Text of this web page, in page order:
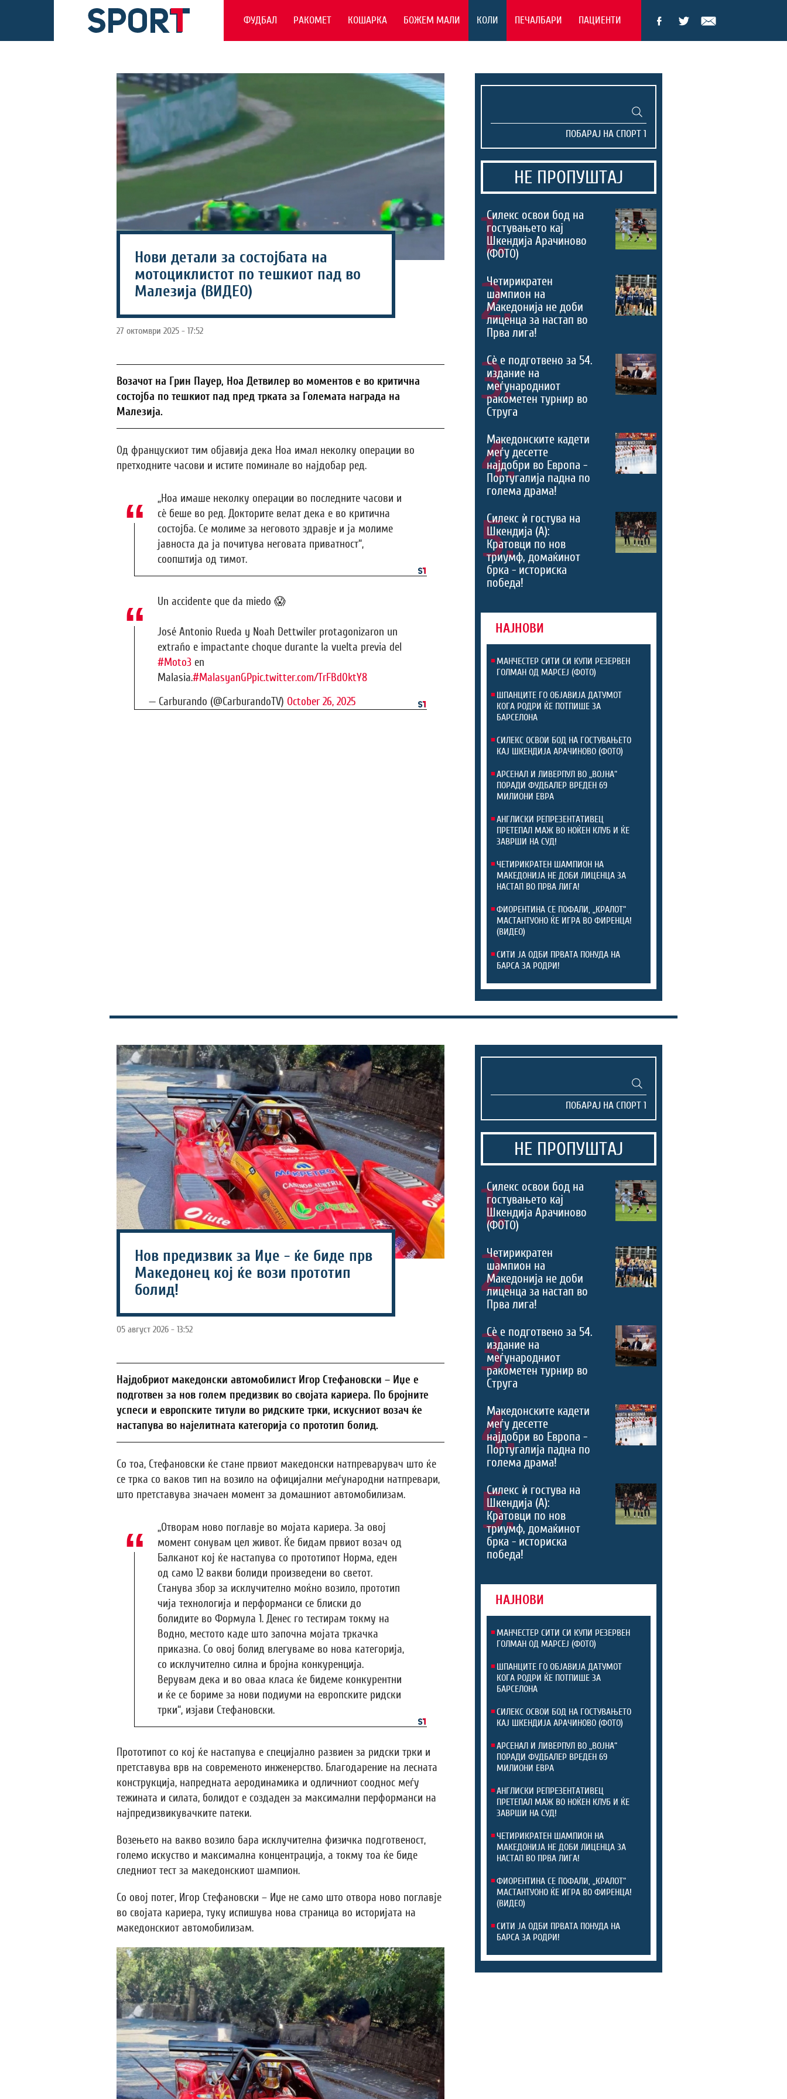
ФУДБАЛ РАКОМЕТ КОШАРКА БОЖЕМ МАЛИ КОЛИ ПЕЧАЛБАРИ ПАЦИЕНТИ
Нови детали за состојбата на
мотоциклистот по тешкиот пад во
Малезија (ВИДЕО)
27 октомври 2025 - 17:52
Возачот на Грин Пауер, Ноа Детвилер во моментов е во критична
состојба по тешкиот пад пред трката за Големата награда на
Малезија.
Од францускиот тим објавија дека Ноа имал неколку операции во
претходните часови и истите поминале во најдобар ред.
„Ноа имаше неколку операции во последните часови и
сè беше во ред. Докторите велат дека е во критична
состојба. Се молиме за неговото здравје и ја молиме
јавноста да ја почитува неговата приватност“,
соопштија од тимот.
Un accidente que da miedo 😱
José Antonio Rueda y Noah Dettwiler protagonizaron un
extraño e impactante choque durante la vuelta previa del
#Moto3en
Malasia.#MalasyanGPpic.twitter.com/TrFBd0ktY8
— Carburando (@CarburandoTV) October 26, 2025
НЕ ПРОПУШТАЈ
1.
Силекс освои бод на
гостувањето кај
Шкендија Арачиново
(ФОТО)
2.
Четирикратен
шампион на
Македонија не доби
лиценца за настап во
Прва лига!
3.
Сѐ е подготвено за 54.
издание на
меѓународниот
ракометен турнир во
Струга
4.
Македонските кадети
меѓу десетте
најдобри во Европа -
Португалија падна по
голема драма!
5.
Силекс ѝ гостува на
Шкендија (А):
Кратовци по нов
триумф, домаќинот
брка - историска
победа!
НАЈНОВИ
МАНЧЕСТЕР СИТИ СИ КУПИ РЕЗЕРВЕН
ГОЛМАН ОД МАРСЕЈ (ФОТО)
ШПАНЦИТЕ ГО ОБЈАВИЈА ДАТУМОТ
КОГА РОДРИ ЌЕ ПОТПИШЕ ЗА
БАРСЕЛОНА
СИЛЕКС ОСВОИ БОД НА ГОСТУВАЊЕТО
КАЈ ШКЕНДИЈА АРАЧИНОВО (ФОТО)
АРСЕНАЛ И ЛИВЕРПУЛ ВО „ВОЈНА“
ПОРАДИ ФУДБАЛЕР ВРЕДЕН 69
МИЛИОНИ ЕВРА
АНГЛИСКИ РЕПРЕЗЕНТАТИВЕЦ
ПРЕТЕПАЛ МАЖ ВО НОЌЕН КЛУБ И ЌЕ
ЗАВРШИ НА СУД!
ЧЕТИРИКРАТЕН ШАМПИОН НА
МАКЕДОНИЈА НЕ ДОБИ ЛИЦЕНЦА ЗА
НАСТАП ВО ПРВА ЛИГА!
ФИОРЕНТИНА СЕ ПОФАЛИ, „КРАЛОТ“
МАСТАНТУОНО ЌЕ ИГРА ВО ФИРЕНЦА!
(ВИДЕО)
СИТИ ЈА ОДБИ ПРВАТА ПОНУДА НА
БАРСА ЗА РОДРИ!
Нов предизвик за Иџе - ќе биде прв
Македонец кој ќе вози прототип
болид!
05 август 2026 - 13:52
Најдобриот македонски автомобилист Игор Стефановски – Иџе е
подготвен за нов голем предизвик во својата кариера. По бројните
успеси и европските титули во ридските трки, искусниот возач ќе
настапува во најелитната категорија со прототип болид.
Со тоа, Стефановски ќе стане првиот македонски натпреварувач што ќе
се трка со ваков тип на возило на официјални меѓународни натпревари,
што претставува значаен момент за домашниот автомобилизам.
„Отворам ново поглавје во мојата кариера. За овој
момент сонувам цел живот. Ќе бидам првиот возач од
Балканот кој ќе настапува со прототипот Норма, еден
од само 12 вакви болиди произведени во светот.
Станува збор за исклучително моќно возило, прототип
чија технологија и перформанси се блиски до
болидите во Формула 1. Денес го тестирам токму на
Водно, местото каде што започна мојата тркачка
приказна. Со овој болид влегуваме во нова категорија,
со исклучително силна и бројна конкуренција.
Верувам дека и во оваа класа ќе бидеме конкурентни
и ќе се бориме за нови подиуми на европските ридски
трки“, изјави Стефановски.
Прототипот со кој ќе настапува е специјално развиен за ридски трки и
претставува врв на современото инженерство. Благодарение на лесната
конструкција, напредната аеродинамика и одличниот сооднос меѓу
тежината и силата, болидот е создаден за максимални перформанси на
најпредизвикувачките патеки.
Возењето на вакво возило бара исклучителна физичка подготвеност,
големо искуство и максимална концентрација, а токму тоа ќе биде
следниот тест за македонскиот шампион.
Со овој потег, Игор Стефановски – Иџе не само што отвора ново поглавје
во својата кариера, туку испишува нова страница во историјата на
македонскиот автомобилизам.
НЕ ПРОПУШТАЈ
1.
Силекс освои бод на
гостувањето кај
Шкендија Арачиново
(ФОТО)
2.
Четирикратен
шампион на
Македонија не доби
лиценца за настап во
Прва лига!
3.
Сѐ е подготвено за 54.
издание на
меѓународниот
ракометен турнир во
Струга
4.
Македонските кадети
меѓу десетте
најдобри во Европа -
Португалија падна по
голема драма!
5.
Силекс ѝ гостува на
Шкендија (А):
Кратовци по нов
триумф, домаќинот
брка - историска
победа!
НАЈНОВИ
МАНЧЕСТЕР СИТИ СИ КУПИ РЕЗЕРВЕН
ГОЛМАН ОД МАРСЕЈ (ФОТО)
ШПАНЦИТЕ ГО ОБЈАВИЈА ДАТУМОТ
КОГА РОДРИ ЌЕ ПОТПИШЕ ЗА
БАРСЕЛОНА
СИЛЕКС ОСВОИ БОД НА ГОСТУВАЊЕТО
КАЈ ШКЕНДИЈА АРАЧИНОВО (ФОТО)
АРСЕНАЛ И ЛИВЕРПУЛ ВО „ВОЈНА“
ПОРАДИ ФУДБАЛЕР ВРЕДЕН 69
МИЛИОНИ ЕВРА
АНГЛИСКИ РЕПРЕЗЕНТАТИВЕЦ
ПРЕТЕПАЛ МАЖ ВО НОЌЕН КЛУБ И ЌЕ
ЗАВРШИ НА СУД!
ЧЕТИРИКРАТЕН ШАМПИОН НА
МАКЕДОНИЈА НЕ ДОБИ ЛИЦЕНЦА ЗА
НАСТАП ВО ПРВА ЛИГА!
ФИОРЕНТИНА СЕ ПОФАЛИ, „КРАЛОТ“
МАСТАНТУОНО ЌЕ ИГРА ВО ФИРЕНЦА!
(ВИДЕО)
СИТИ ЈА ОДБИ ПРВАТА ПОНУДА НА
БАРСА ЗА РОДРИ!